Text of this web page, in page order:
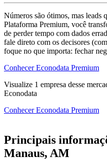
Números são ótimos, mas leads
Plataforma Premium, você
de perder tempo com dados
fale direto com os decisores
foque no que importa: fechar
Conhecer Econodata Premium
Visualize 1 empresa desse
Econodata
Conhecer Econodata Premium
Principais
Manaus, AM